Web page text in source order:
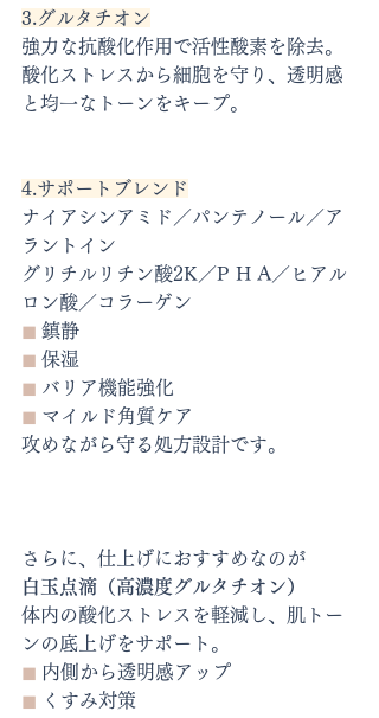
3.グルタチオン
強力な抗酸化作用で活性酸素を除去。
酸化ストレスから細胞を守り、透明感
と均一なトーンをキープ。
4.サポートブレンド
ナイアシンアミド／パンテノール／ア
ラントイン
グリチルリチン酸2K／P H A／ヒアル
ロン酸／コラーゲン
◼︎ 鎮静
◼︎ 保湿
◼︎ バリア機能強化
◼︎ マイルド角質ケア
攻めながら守る処方設計です。
さらに、 仕上げにおすすめなのが
白玉点滴（高濃度グルタチオン）
体内の酸化ストレスを軽減し、肌トー
ンの底上げをサポート。
◼︎ 内側から透明感アップ
◼︎ くすみ対策